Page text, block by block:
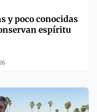
y poco conocidas
espíritu